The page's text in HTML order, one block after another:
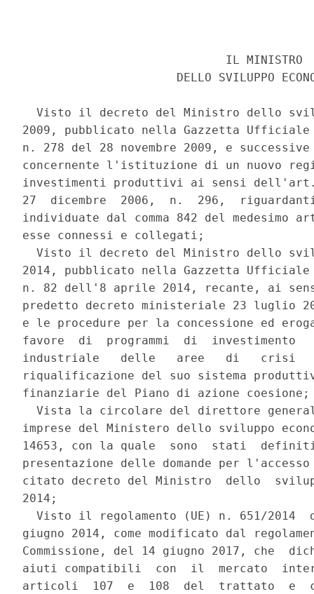
                             IL MINISTRO
DELLO SVILUPPO
Visto il decreto del Ministro dello
2009, pubblicato nella Gazzetta
n. 278 del 28 novembre 2009, e
concernente l'istituzione di un nuovo
investimenti produttivi ai sensi dell'art.
27  dicembre  2006,  n.  296,
individuate dal comma 842 del
esse connessi e collegati;
Visto il decreto del Ministro dello
2014, pubblicato nella Gazzetta
n. 82 dell'8 aprile 2014, recante, ai
predetto decreto ministeriale 23 luglio
e le procedure per la concessione ed
favore  di  programmi  di
industriale   delle   aree   di   crisi
riqualificazione del suo sistema
finanziarie del Piano di azione
Vista la circolare del direttore
imprese del Ministero dello sviluppo
14653, con la quale  sono  stati
presentazione delle domande per
citato decreto del Ministro  dello
2014;
Visto il regolamento (UE) n. 651/2014
giugno 2014, come modificato dal
Commissione, del 14 giugno 2017, che
aiuti compatibili  con  il  mercato
articoli  107  e  108  del  trattato  e